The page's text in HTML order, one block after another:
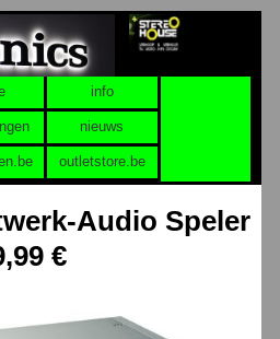
info
nieuws
outletstore.be
Audio Speler
€